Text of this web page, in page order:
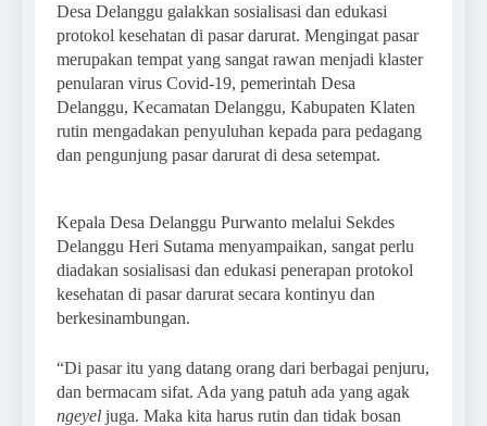
Desa Delanggu galakkan sosialisasi dan edukasi
protokol kesehatan di pasar darurat. Mengingat pasar
merupakan tempat yang sangat rawan menjadi klaster
penularan virus Covid-19, pemerintah Desa
Delanggu, Kecamatan Delanggu, Kabupaten Klaten
rutin mengadakan penyuluhan kepada para pedagang
dan pengunjung pasar darurat di desa setempat.
Kepala Desa Delanggu Purwanto melalui Sekdes
Delanggu Heri Sutama menyampaikan, sangat perlu
diadakan sosialisasi dan edukasi penerapan protokol
kesehatan di pasar darurat secara kontinyu dan
berkesinambungan.
“Di pasar itu yang datang orang dari berbagai penjuru,
dan bermacam sifat. Ada yang patuh ada yang agak
ngeyel juga. Maka kita harus rutin dan tidak bosan